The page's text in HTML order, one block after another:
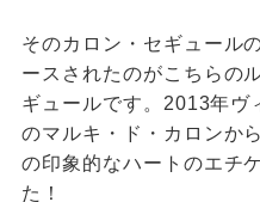
そのカロン・セギュール
ースされたのがこちらの
ギュールです。2013年ヴ
のマルキ・ド・カロンか
の印象的なハートのエチ
た！